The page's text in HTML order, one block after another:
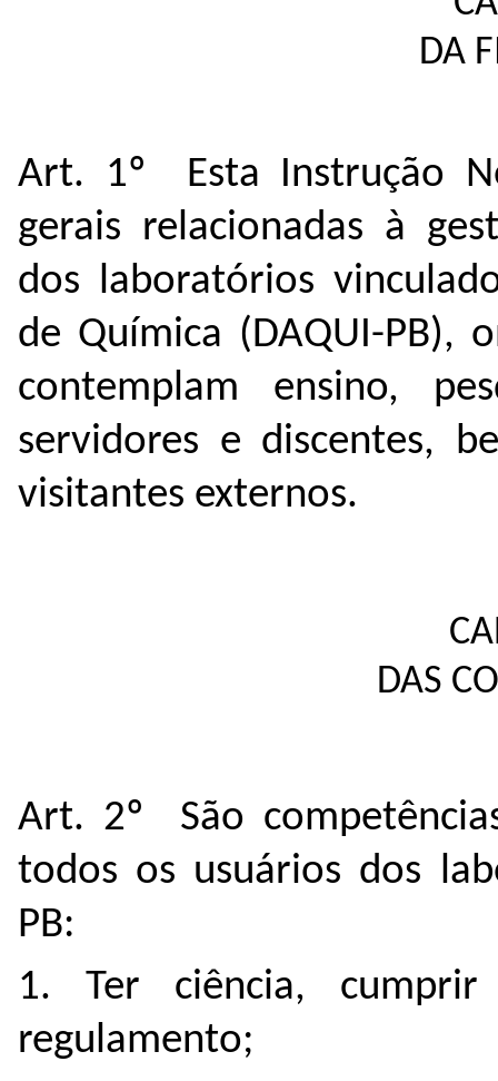
DA
Art. 1º Esta Instrução
gerais relacionadas à
dos laboratórios
de Química (DAQUI-PB),
contemplam ensino,
servidores e discentes,
visitantes externos.
DAS
Art. 2º São
todos os usuários dos
PB:
1. Ter ciência,
regulamento;